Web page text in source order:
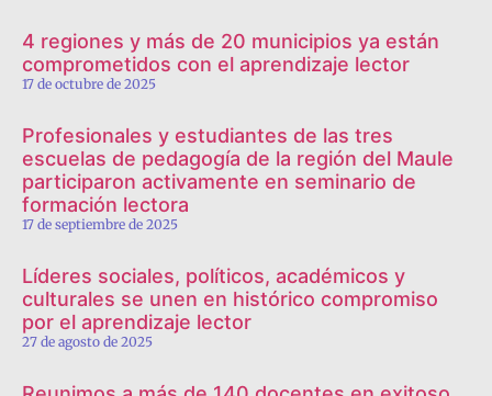
4 regiones y más de 20 municipios ya están
comprometidos con el aprendizaje lector
17 de octubre de 2025
Profesionales y estudiantes de las tres
escuelas de pedagogía de la región del Maule
participaron activamente en seminario de
formación lectora
17 de septiembre de 2025
Líderes sociales, políticos, académicos y
culturales se unen en histórico compromiso
por el aprendizaje lector
27 de agosto de 2025